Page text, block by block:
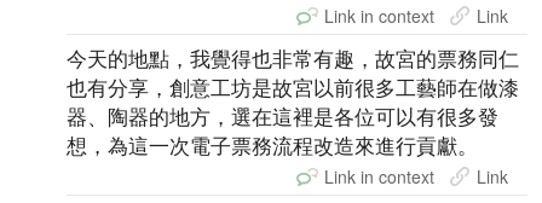
Link in context Link
今天的地點，我覺得也非常有趣，故宮的票務同仁
也有分享，創意工坊是故宮以前很多工藝師在做漆
器、陶器的地方，選在這裡是各位可以有很多發
想，為這一次電子票務流程改造來進行貢獻。
Link in context Link